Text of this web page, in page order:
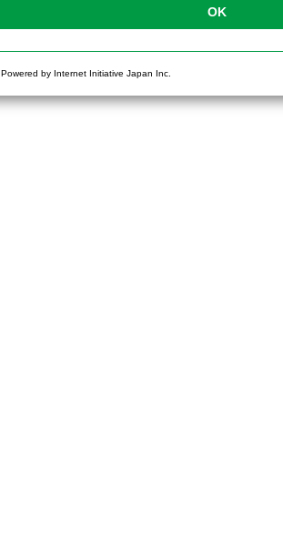
OK
Powered by Internet Initiative Japan Inc.